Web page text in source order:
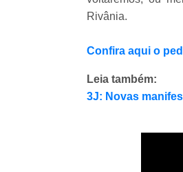
Rivânia.
Confira aqui o
Leia também:
3J: Novas